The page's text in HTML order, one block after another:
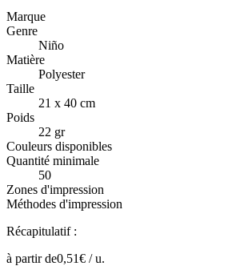
Marque
Genre
Niño
Matière
Polyester
Taille
21 x 40 cm
Poids
22 gr
Couleurs disponibles
Quantité minimale
50
Zones d'impression
Méthodes d'impression
Récapitulatif :
à partir de0,51€ /u.